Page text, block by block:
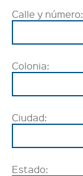
Calle y número:
Colonia:
Ciudad:
Estado: